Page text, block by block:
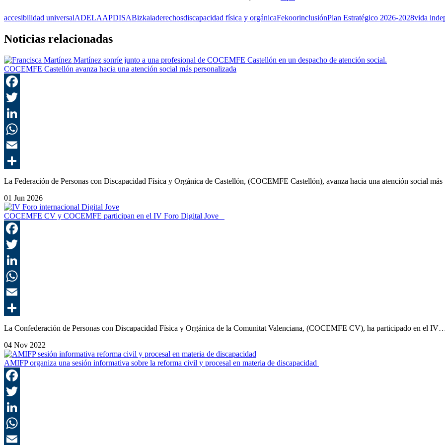
accesibilidad universalADELAAPDISABizkaiaderechosdiscapacidad física y orgánicaFekoorinclusiónPlan Estratégico 2026-2028vida
Noticias relacionadas
COCEMFE Castellón avanza hacia una atención social más personalizada
La Federación de Personas con Discapacidad Física y Orgánica de Castellón, (COCEMFE Castellón), avanza hacia una atención social
01 Jun 2026
COCEMFE CV y COCEMFE participan en el IV Foro Digital Jove
La Confederación de Personas con Discapacidad Física y Orgánica de la Comunitat Valenciana, (COCEMFE CV), ha participado en el
04 Nov 2022
AMIFP organiza una sesión informativa sobre la reforma civil y procesal en materia de discapacidad